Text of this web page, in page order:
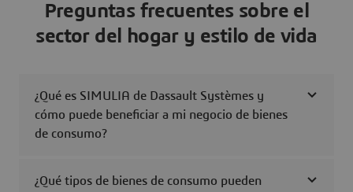
Preguntas frecuentes sobre el
sector del hogar y estilo de vida
¿Qué es SIMULIA de Dassault Systèmes y
cómo puede beneficiar a mi negocio de bienes
de consumo?
¿Qué tipos de bienes de consumo pueden